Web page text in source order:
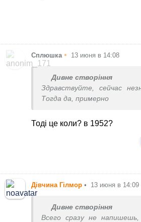
Сплюшка • 13 июня в 14:08
Дивне створіння
Здравствуйте, сейчас
Тогда да, примерно
Тоді це коли? в 1952?
Дівчина Гілмор • 13 июня в 14:09
Дивне створіння
Всего сразу не